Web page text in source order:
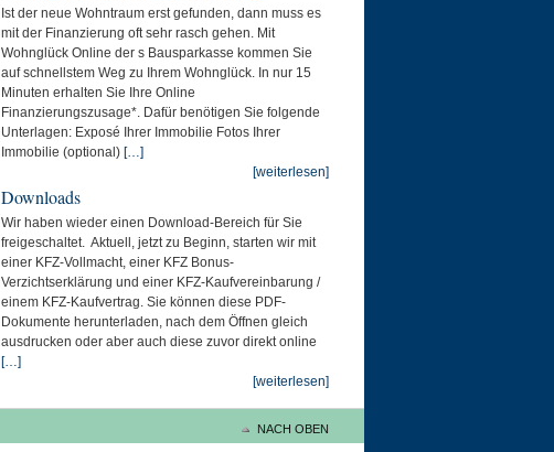
Ist der neue Wohntraum erst gefunden, dann muss es
mit der Finanzierung oft sehr rasch gehen. Mit
Wohnglück Online der s Bausparkasse kommen Sie
auf schnellstem Weg zu Ihrem Wohnglück. In nur 15
Minuten erhalten Sie Ihre Online
Finanzierungszusage*. Dafür benötigen Sie folgende
Unterlagen: Exposé Ihrer Immobilie Fotos Ihrer
Immobilie (optional)[…]
[weiterlesen]
Downloads
Wir haben wieder einen Download-Bereich für Sie
freigeschaltet. Aktuell, jetzt zu Beginn, starten wir mit
einer KFZ-Vollmacht, einer KFZ Bonus-
Verzichtserklärung und einer KFZ-Kaufvereinbarung /
einem KFZ-Kaufvertrag. Sie können diese PDF-
Dokumente herunterladen, nach dem Öffnen gleich
ausdrucken oder aber auch diese zuvor direkt online
[…]
[weiterlesen]
NACH OBEN